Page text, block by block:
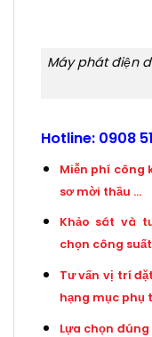
Máy phát điện
Hotline: 0908
Miễn phí công
sơ mời thầu …
Khảo sát và
chọn công
Tư vấn vị trí
hạng mục phụ
Lựa chọn